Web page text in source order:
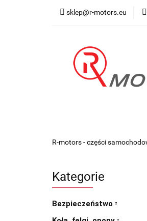
sklep@r-motors.eu
R-motors - części
Kategorie
Bezpieczeństwo